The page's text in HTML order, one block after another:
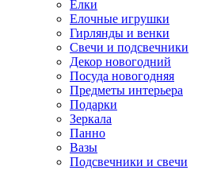
Елки
Елочные игрушки
Гирлянды и венки
Свечи и подсвечники
Декор новогодний
Посуда новогодняя
Предметы интерьера
Подарки
Зеркала
Панно
Вазы
Подсвечники и свечи